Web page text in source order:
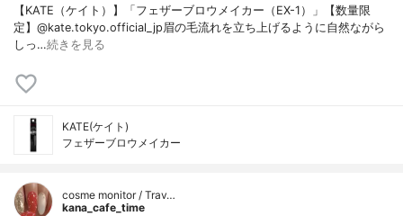
【KATE（ケイト）】「フェザーブロウメイカー（EX-1）」【数量限
定】@kate.tokyo.official_jp眉の毛流れを立ち上げるように自然ながら
しっ…続きを見る
KATE(ケイト)
フェザーブロウメイカー
cosme monitor / Trav…
kana_cafe_time